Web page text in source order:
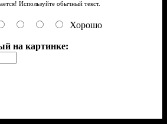
Используйте обычный текст.
Хорошо
на картинке: